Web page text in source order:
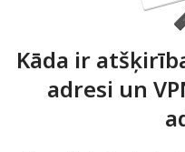
Kāda ir
adresi un